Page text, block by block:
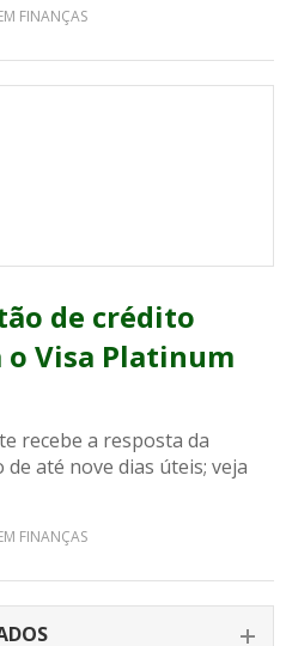
FINANÇAS
de crédito
Visa Platinum
recebe a resposta da
até nove dias úteis; veja
FINANÇAS